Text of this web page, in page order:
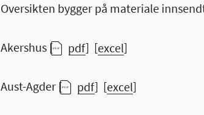
Oversikten bygger på materiale
Akershus [ pdf] [excel]
Aust-Agder [ pdf] [excel]